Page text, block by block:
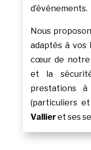
d’événements.
Nous
adaptés à vos
cœur de notre
et la
prestations
(particuliers
Vallieret ses